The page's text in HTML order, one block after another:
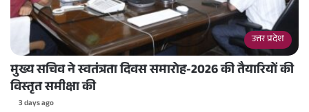
उत्तर प्रदेश
मुख्य सचिव ने स्वतंत्रता दिवस समारोह-2026 की तैयारियों की
विस्तृत समीक्षा की
3 days ago